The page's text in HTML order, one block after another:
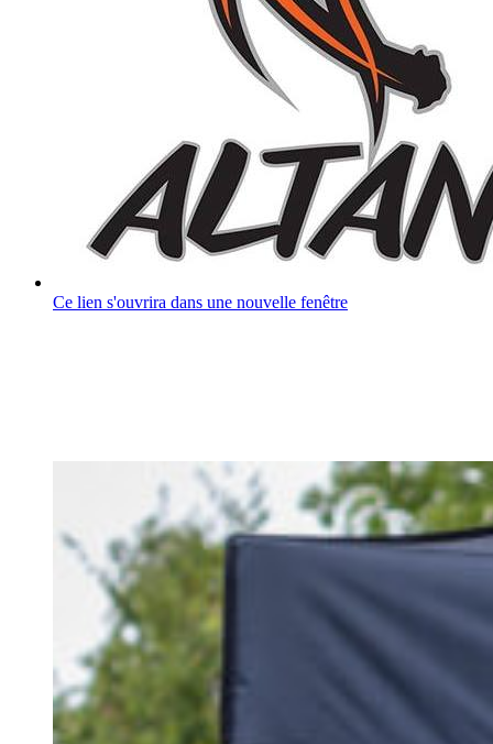
Ce lien s'ouvrira dans une nouvelle fenêtre